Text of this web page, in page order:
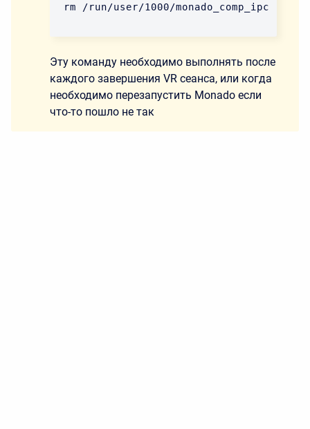
rm /run/user/1000/monado_comp_ipc
Эту команду необходимо выполнять после
каждого завершения VR сеанса, или когда
необходимо перезапустить Monado если
что-то пошло не так